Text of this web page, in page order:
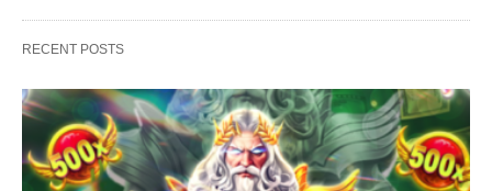
RECENT POSTS